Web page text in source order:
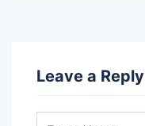
Leave a Reply